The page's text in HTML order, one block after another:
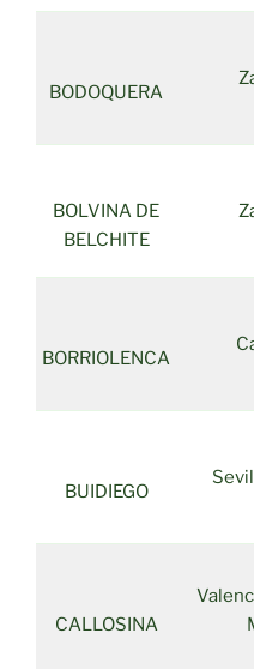
BODOQUERA
BOLVINA DE
BELCHITE
BORRIOLENCA
BUIDIEGO
CALLOSINA